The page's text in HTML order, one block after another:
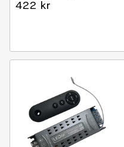
bluetooth
422 kr